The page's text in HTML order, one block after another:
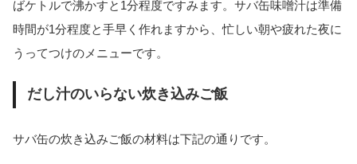
ばケトルで沸かすと1分程度ですみます。サバ缶味噌汁は準備
時間が1分程度と手早く作れますから、忙しい朝や疲れた夜に
うってつけのメニューです。
だし汁のいらない炊き込みご飯
サバ缶の炊き込みご飯の材料は下記の通りです。